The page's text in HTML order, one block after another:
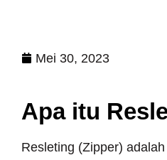
Mei 30, 2023
Apa itu
Resleting (Zipper)